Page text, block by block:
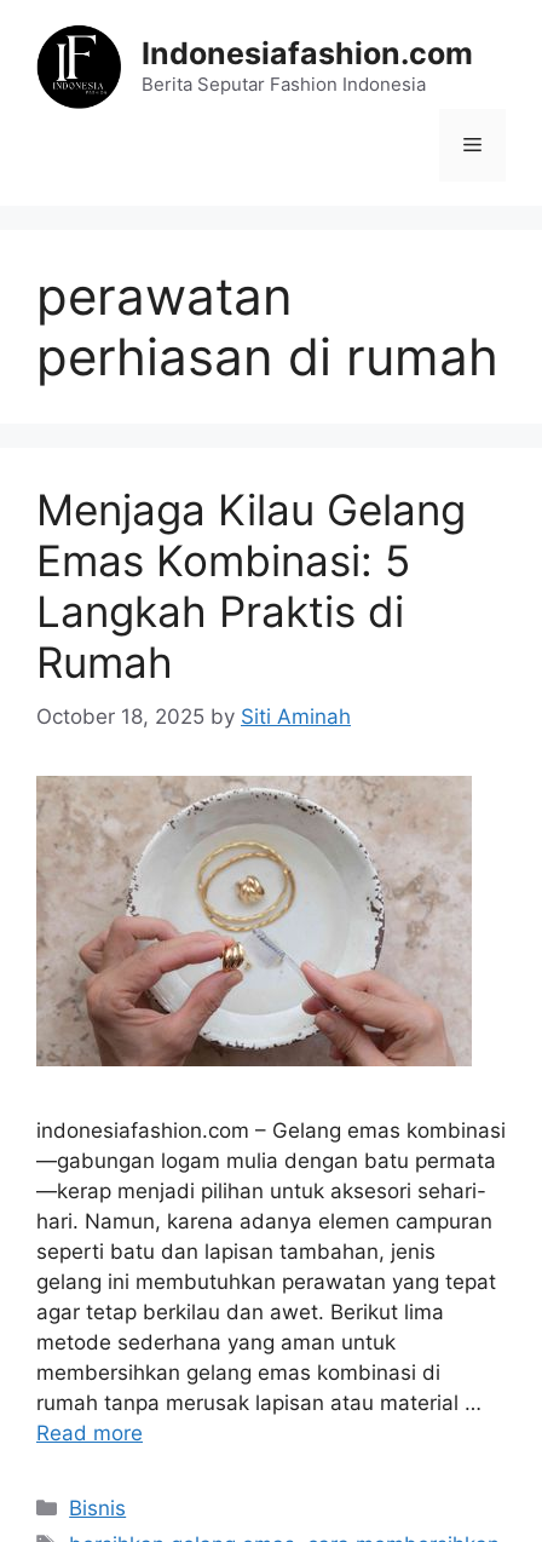
content
Indonesiafashion.com
Berita Seputar Fashion Indonesia
Menu
perawatan
perhiasan di rumah
Menjaga Kilau Gelang
Emas Kombinasi: 5
Langkah Praktis di
Rumah
October 18, 2025 by Siti Aminah
indonesiafashion.com – Gelang emas kombinasi
—gabungan logam mulia dengan batu permata
—kerap menjadi pilihan untuk aksesori sehari-
hari. Namun, karena adanya elemen campuran
seperti batu dan lapisan tambahan, jenis
gelang ini membutuhkan perawatan yang tepat
agar tetap berkilau dan awet. Berikut lima
metode sederhana yang aman untuk
membersihkan gelang emas kombinasi di
rumah tanpa merusak lapisan atau material …
Read more
Categories
Bisnis